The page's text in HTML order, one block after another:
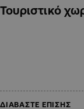
Τουριστικό
ΔΙΑΒΑΣΤΕ ΕΠΙΣΗΣ